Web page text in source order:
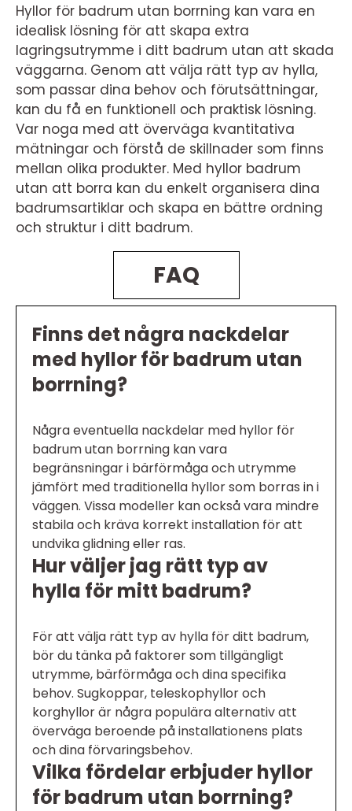
Hyllor för badrum utan borrning kan vara en
idealisk lösning för att skapa extra
lagringsutrymme i ditt badrum utan att skada
väggarna. Genom att välja rätt typ av hylla,
som passar dina behov och förutsättningar,
kan du få en funktionell och praktisk lösning.
Var noga med att överväga kvantitativa
mätningar och förstå de skillnader som finns
mellan olika produkter. Med hyllor badrum
utan att borra kan du enkelt organisera dina
badrumsartiklar och skapa en bättre ordning
och struktur i ditt badrum.
FAQ
Finns det några nackdelar
med hyllor för badrum utan
borrning?
Några eventuella nackdelar med hyllor för
badrum utan borrning kan vara
begränsningar i bärförmåga och utrymme
jämfört med traditionella hyllor som borras in i
väggen. Vissa modeller kan också vara mindre
stabila och kräva korrekt installation för att
undvika glidning eller ras.
Hur väljer jag rätt typ av
hylla för mitt badrum?
För att välja rätt typ av hylla för ditt badrum,
bör du tänka på faktorer som tillgängligt
utrymme, bärförmåga och dina specifika
behov. Sugkoppar, teleskophyllor och
korghyllor är några populära alternativ att
överväga beroende på installationens plats
och dina förvaringsbehov.
Vilka fördelar erbjuder hyllor
för badrum utan borrning?